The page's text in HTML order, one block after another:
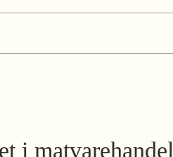
i matvarehandel